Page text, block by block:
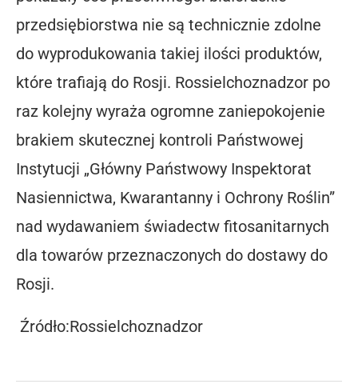
przedsiębiorstwa nie są technicznie zdolne
do wyprodukowania takiej ilości produktów,
które trafiają do Rosji. Rossielchoznadzor po
raz kolejny wyraża ogromne zaniepokojenie
brakiem skutecznej kontroli Państwowej
Instytucji „Główny Państwowy Inspektorat
Nasiennictwa, Kwarantanny i Ochrony Roślin”
nad wydawaniem świadectw fitosanitarnych
dla towarów przeznaczonych do dostawy do
Rosji.
Źródło:Rossielchoznadzor